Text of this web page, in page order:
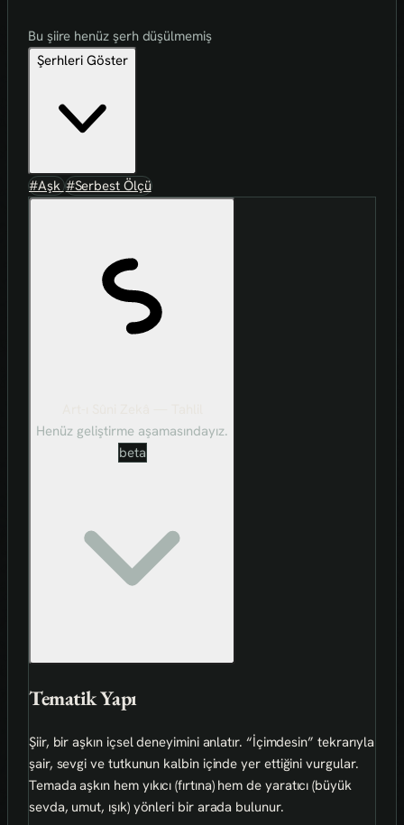
Bu şiire henüz şerh düşülmemiş
Şerhleri Göster
#Aşk#Serbest Ölçü
Henüz geliştirme aşamasındayız.
beta
Tematik Yapı
Şiir, bir aşkın içsel deneyimini anlatır. “İçimdesin” tekrarıyla
şair, sevgi ve tutkunun kalbin içinde yer ettiğini vurgular.
Temada aşkın hem yıkıcı (fırtına) hem de yaratıcı (büyük
sevda, umut, ışık) yönleri bir arada bulunur.